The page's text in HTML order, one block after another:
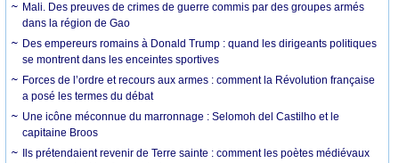
Mali. Des preuves de crimes de guerre commis par des groupes armés
dans la région de Gao
Des empereurs romains à Donald Trump : quand les dirigeants politiques
se montrent dans les enceintes sportives
Forces de l’ordre et recours aux armes : comment la Révolution française
a posé les termes du débat
Une icône méconnue du marronnage : Selomoh del Castilho et le
capitaine Broos
Ils prétendaient revenir de Terre sainte : comment les poètes médiévaux